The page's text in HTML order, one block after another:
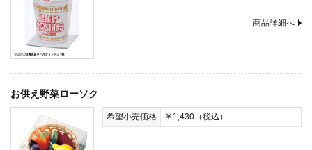
商品詳細へ
お供え野菜ローソク
希望小売価格 ￥1,430（税込）